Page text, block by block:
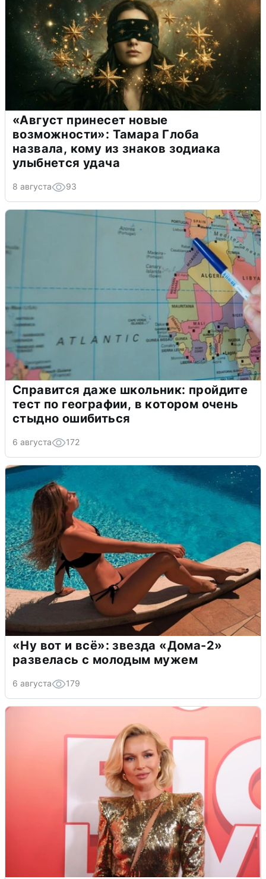
«Август принесет новые
возможности»: Тамара Глоба
назвала, кому из знаков зодиака
улыбнется удача
8 августа 93
Справится даже школьник: пройдите
тест по географии, в котором очень
стыдно ошибиться
6 августа 172
«Ну вот и всё»: звезда «Дома-2»
развелась с молодым мужем
6 августа 179